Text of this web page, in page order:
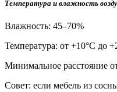
Температура и влажность
Влажность: 45–70%
Температура: от +10°С до
Минимальное расстояние
Совет: если мебель из